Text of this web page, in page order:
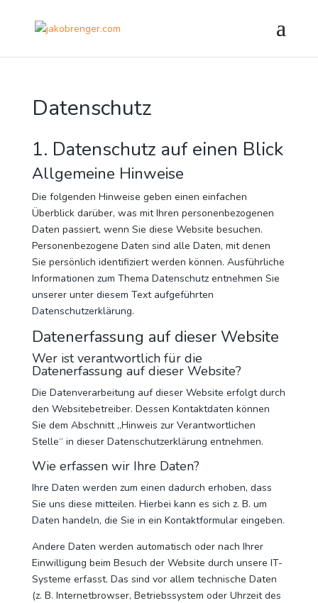
Datenschutz
1. Datenschutz auf einen Blick
Allgemeine Hinweise
Die folgenden Hinweise geben einen einfachen
Überblick darüber, was mit Ihren personenbezogenen
Daten passiert, wenn Sie diese Website besuchen.
Personenbezogene Daten sind alle Daten, mit denen
Sie persönlich identifiziert werden können. Ausführliche
Informationen zum Thema Datenschutz entnehmen Sie
unserer unter diesem Text aufgeführten
Datenschutzerklärung.
Datenerfassung auf dieser Website
Wer ist verantwortlich für die
Datenerfassung auf dieser Website?
Die Datenverarbeitung auf dieser Website erfolgt durch
den Websitebetreiber. Dessen Kontaktdaten können
Sie dem Abschnitt „Hinweis zur Verantwortlichen
Stelle“ in dieser Datenschutzerklärung entnehmen.
Wie erfassen wir Ihre Daten?
Ihre Daten werden zum einen dadurch erhoben, dass
Sie uns diese mitteilen. Hierbei kann es sich z. B. um
Daten handeln, die Sie in ein Kontaktformular eingeben.
Andere Daten werden automatisch oder nach Ihrer
Einwilligung beim Besuch der Website durch unsere IT-
Systeme erfasst. Das sind vor allem technische Daten
(z. B. Internetbrowser, Betriebssystem oder Uhrzeit des